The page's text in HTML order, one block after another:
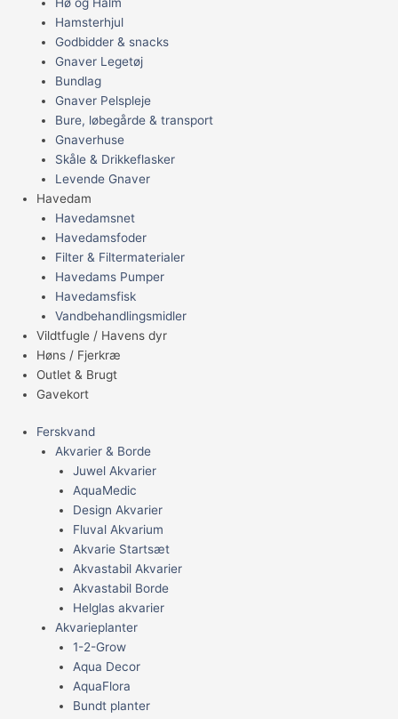
Hamsterhjul
Godbidder & snacks
Gnaver Legetøj
Bundlag
Gnaver Pelspleje
Bure, løbegårde & transport
Gnaverhuse
Skåle & Drikkeflasker
Levende Gnaver
Havedam
Havedamsnet
Havedamsfoder
Filter & Filtermaterialer
Havedams Pumper
Havedamsfisk
Vandbehandlingsmidler
Vildtfugle / Havens dyr
Høns / Fjerkræ
Outlet & Brugt
Gavekort
Ferskvand
Akvarier & Borde
Juwel Akvarier
AquaMedic
Design Akvarier
Fluval Akvarium
Akvarie Startsæt
Akvastabil Akvarier
Akvastabil Borde
Helglas akvarier
Akvarieplanter
1-2-Grow
Aqua Decor
AquaFlora
Bundt planter